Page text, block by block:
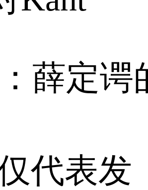
薛定谔
代表发